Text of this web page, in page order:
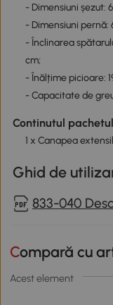
- Dimensiuni șezut:
- Dimensiuni pernă:
- Înclinarea
cm;
- Înălțime picioare:
- Capacitate de
Continutul
1 x Canapea
Ghid de
833-040
Compară cu
Acest element